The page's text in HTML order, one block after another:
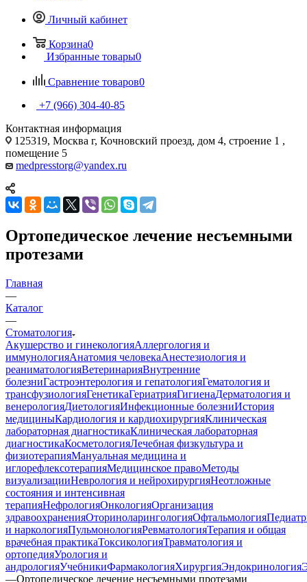
Личный кабинет
Корзина0
Избранные товары0
Сравнение товаров0
+7 (966) 304-40-85
Контактная информация
125319, Москва г, Кочновский проезд, дом 4, строение 1 ,
помещение 5
medpresstorg@yandex.ru
Ортопедическое лечение несъемными
протезами
Главная
—
Каталог
—
Стоматология
Акушерство и гинекологияАллергология и
иммунологияАнатомия человекаАнестезиология и
реаниматологияВетеринарияВнутренние
болезниГастроэнтерология и гепатологияГематология и
трансфузиологияГенетикаГериатрияГигиенаДерматология и
венерологияДиетологияИнфекционные болезниИстория
медициныКардиология и кардиохирургияКлиническая
лабораторная диагностикаКлиническая лабораторная
диагностикаКосметологияЛечебная физкультура и
физиотерапияМануальная медицина и
иглорефлексотерапияМедицинское правоМетоды
визуализацииНеврология и нейрохирургияНеотложные
состояния и интенсивная
терапияНефрологияОнкологияОрганизация
здравоохраненияОториноларингологияОфтальмология
и наркологияПульмонологияРевматологияТерапия и общая
врачебная практикаТоксикологияТравматология и
ортопедияУрология и
андрологияУчебникиФармакологияХирургияЭндокринология
—Ортопедическое лечение несъемными протезами